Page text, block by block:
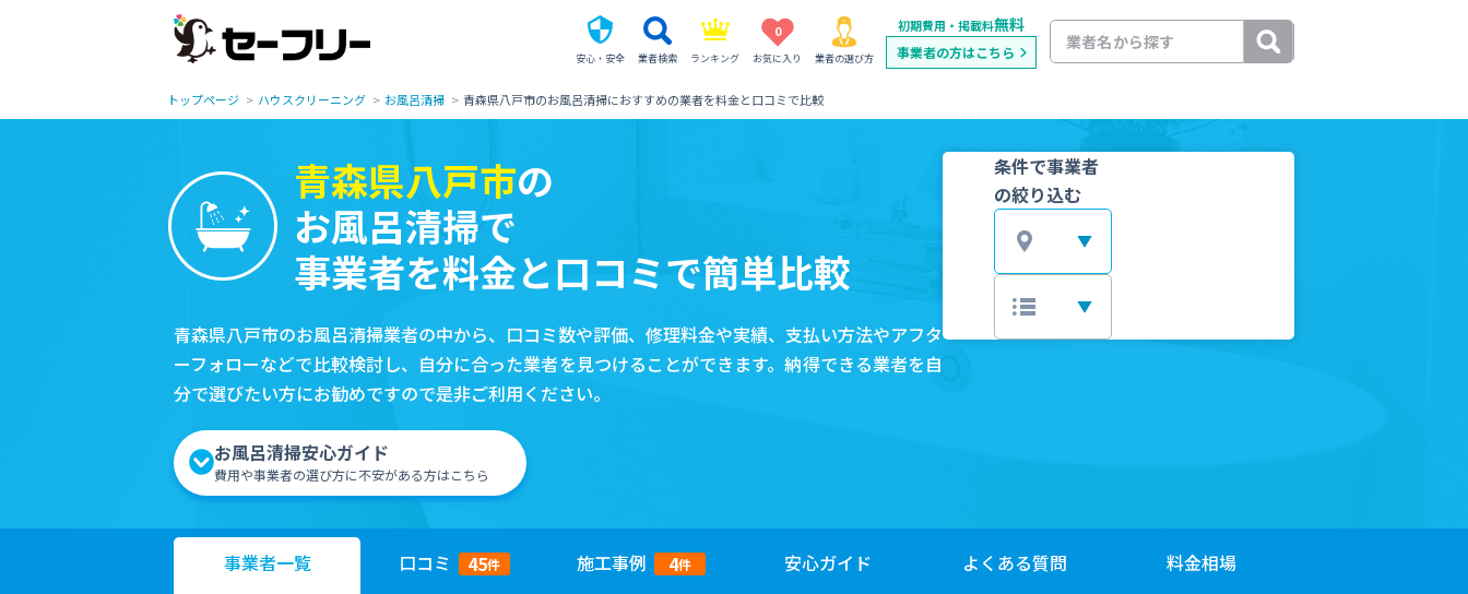
安心・安全 業者検索 ランキング
0
お気に入り 業者の選び方
初期費用・掲載料無料
事業者の方はこちら
トップページ ハウスクリーニング お風呂清掃 青森県八戸市のお風呂清掃におすすめの業者を料金と口コミで比較
青森県八戸市の
お風呂清掃で
事業者を料金と口コミで簡単比較
青森県八戸市のお風呂清掃業者の中から、口コミ数や評価、修理料金や実績、支払い方法やアフタ
ーフォローなどで比較検討し、自分に合った業者を見つけることができます。納得できる業者を自
分で選びたい方にお勧めですので是非ご利用ください。
お風呂清掃安心ガイド
費用や事業者の選び方に不安がある方はこちら
条件で事業者
の絞り込む
事業者一覧 口コミ 45件 施工事例 4件 安心ガイド よくある質問 料金相場